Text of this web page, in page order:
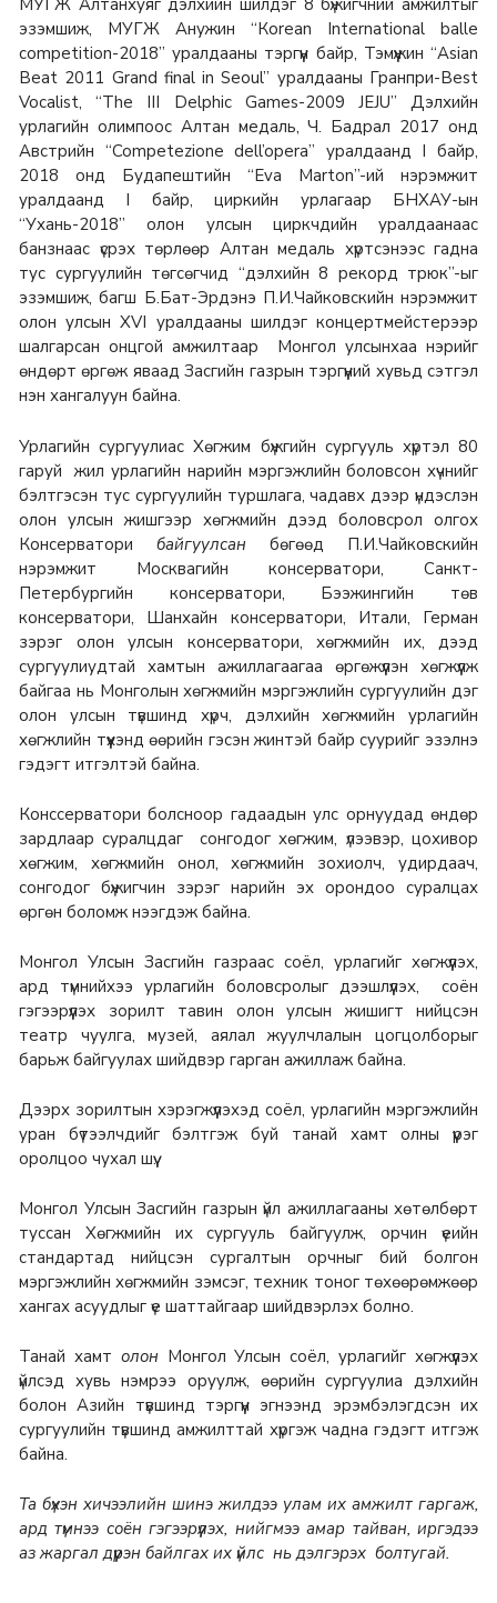
МУГЖ Алтанхуяг дэлхийн шилдэг 8 бүжигчний амжилтыг
эзэмшиж, МУГЖ Анужин “Коrean International balle
competition-2018” уралдааны тэргүүн байр, Тэмүүжин “Asian
Beat 2011 Grand final in Seoul” уралдааны Гранпри-Best
Vocalist, “The III Delphic Games-2009 JEJU” Дэлхийн
урлагийн олимпоос Алтан медаль, Ч. Бадрал 2017 онд
Австрийн “Competezione dell’opera” уралдаанд I байр,
2018 онд Будапештийн “Eva Marton”-ий нэрэмжит
уралдаанд I байр, циркийн урлагаар БНХАУ-ын
“Ухань-2018” олон улсын циркчдийн уралдаанаас
банзнаас үсрэх төрлөөр Алтан медаль хүртсэнээс гадна
тус сургуулийн төгсөгчид “дэлхийн 8 рекорд трюк”-ыг
эзэмшиж, багш Б.Бат-Эрдэнэ П.И.Чайковскийн нэрэмжит
олон улсын XVI уралдааны шилдэг концертмейстерээр
шалгарсан онцгой амжилтаар Монгол улсынхаа нэрийг
өндөрт өргөж яваад Засгийн газрын тэргүүний хувьд сэтгэл
нэн хангалуун байна.
Урлагийн сургуулиас Хөгжим бүжгийн сургууль хүртэл 80
гаруй жил урлагийн нарийн мэргэжлийн боловсон хүчнийг
бэлтгэсэн тус сургуулийн туршлага, чадавх дээр үндэслэн
олон улсын жишгээр хөгжмийн дээд боловсрол олгох
Консерватори байгуулсан бөгөөд П.И.Чайковскийн
нэрэмжит Москвагийн консерватори, Санкт-
Петербургийн консерватори, Бээжингийн төв
консерватори, Шанхайн консерватори, Итали, Герман
зэрэг олон улсын консерватори, хөгжмийн их, дээд
сургуулиудтай хамтын ажиллагаагаа өргөжүүлэн хөгжүүлж
байгаа нь Монголын хөгжмийн мэргэжлийн сургуулийн дэг
олон улсын түвшинд хүрч, дэлхийн хөгжмийн урлагийн
хөгжлийн түүхэнд өөрийн гэсэн жинтэй байр суурийг эзэлнэ
гэдэгт итгэлтэй байна.
Конссерватори болсноор гадаадын улс орнуудад өндөр
зардлаар суралцдаг сонгодог хөгжим, үлээвэр, цохивор
хөгжим, хөгжмийн онол, хөгжмийн зохиолч, удирдаач,
сонгодог бүжигчин зэрэг нарийн эх орондоо суралцах
өргөн боломж нээгдэж байна.
Монгол Улсын Засгийн газраас соёл, урлагийг хөгжүүлэх,
ард түмнийхээ урлагийн боловсролыг дээшлүүлэх, соён
гэгээрүүлэх зорилт тавин олон улсын жишигт нийцсэн
театр чуулга, музей, аялал жуулчлалын цогцолборыг
барьж байгуулах шийдвэр гарган ажиллаж байна.
Дээрх зорилтын хэрэгжүүлэхэд соёл, урлагийн мэргэжлийн
уран бүтээлчдийг бэлтгэж буй танай хамт олны үүрэг
оролцоо чухал шүү.
Монгол Улсын Засгийн газрын үйл ажиллагааны хөтөлбөрт
туссан Хөгжмийн их сургууль байгуулж, орчин үеийн
стандартад нийцсэн сургалтын орчныг бий болгон
мэргэжлийн хөгжмийн зэмсэг, техник тоног төхөөрөмжөөр
хангах асуудлыг үе шаттайгаар шийдвэрлэх болно.
Танай хамт олон Монгол Улсын соёл, урлагийг хөгжүүлэх
үйлсэд хувь нэмрээ оруулж, өөрийн сургуулиа дэлхийн
болон Азийн түвшинд тэргүүн эгнээнд эрэмбэлэгдсэн их
сургуулийн түвшинд амжилттай хүргэж чадна гэдэгт итгэж
байна.
Та бүхэн хичээлийн шинэ жилдээ улам их амжилт гаргаж,
ард түмнээ соён гэгээрүүлэх, нийгмээ амар тайван, иргэдээ
аз жаргал дүүрэн байлгах их үйлс нь дэлгэрэх болтугай.